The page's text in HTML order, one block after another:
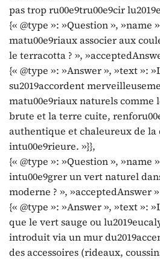
pas trop ru00e9tru00e9cir
{« @type »: »Question », »name
matu00e9riaux associer aux
le terracotta ? »,
{« @type »: »Answer », »text »:
su2019accordent
matu00e9riaux naturels comme
brute et la terre cuite,
authentique et chaleureux de la
intu00e9rieure. »}},
{« @type »: »Question », »name
intu00e9grer un vert naturel
moderne ? », »acceptedAnswer
{« @type »: »Answer », »text »:
que le vert sauge ou
introduit via un mur
des accessoires (rideaux,